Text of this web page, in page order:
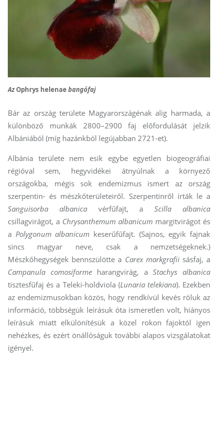
AzOphrys helenaebangófaj
Bár az ország területe Magyarországénak alig harmada, a
különböző munkák 2800–2900 faj előfordulását jelzik
Albániából (míg hazánkból legújabban 2721-et).
Albánia területe nem esik egybe egyetlen biogeográfiai
régióval sem, hegyvidékei átnyúlnak a környező
országokba, mégis sok endemizmus ismert az ország
szerpentin- és mészkőterületeiről. Szerpentinről írták le a
Sanguisorba albanicavérfűfajt, aScil­­la albanica
csillagvirágot, a Chrysan­themum albanicum margitvirágot és
a Polygonum albanicum keserűfűfajt. (Sajnos, egyik fajnak
sincs magyar neve, csak a nemzetségeknek.)
Mészkőhegységek bennszülötte a Carex markgrafiisásfaj, a
Campanula comosiformeharangvirág, aStachys albanica
tisztesfűfaj és a Teleki-holdviola (Lunaria telekiana). Ezekben
az endemizmusokban közös, hogy rendkívül kevés róluk az
információ, többségük leírásuk óta ismeretlen volt, hiányos
leírásuk miatt elkülönítésük a közel rokon fajoktól igen
nehézkes, és ezért önállóságuk további alapos vizsgálatokat
igényel.